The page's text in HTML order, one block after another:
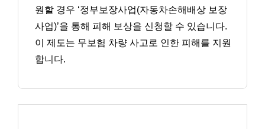
원할 경우 ‘정부보장사업(자동차손해배상 보장
사업)’을 통해 피해 보상을 신청할 수 있습니다.
이 제도는 무보험 차량 사고로 인한 피해를 지원
합니다.